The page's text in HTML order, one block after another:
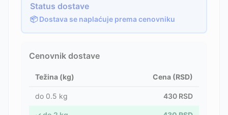
Status dostave
📦 Dostava se naplaćuje prema cenovniku
Cenovnik dostave
Težina (kg) Cena (RSD)
do 0.5 kg 430 RSD